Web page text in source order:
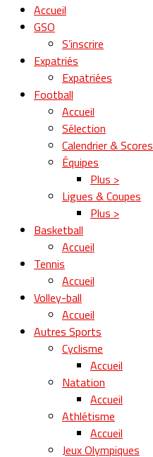
Accueil
GSO
S’inscrire
Expatriés
Expatriées
Football
Accueil
Sélection
Calendrier & Scores
Équipes
Plus >
Ligues & Coupes
Plus >
Basketball
Accueil
Tennis
Accueil
Volley-ball
Accueil
Autres Sports
Cyclisme
Accueil
Natation
Accueil
Athlétisme
Accueil
Jeux Olympiques